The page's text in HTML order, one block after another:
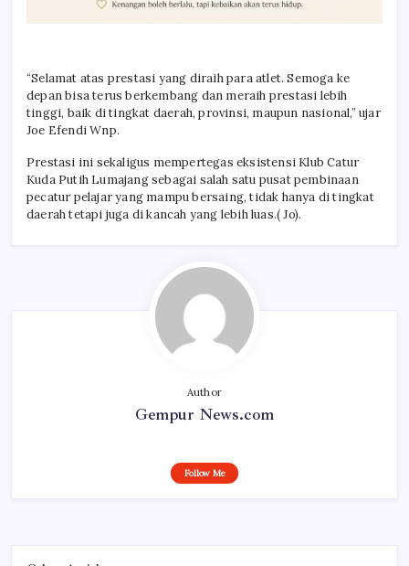
“Selamat atas prestasi yang diraih para atlet. Semoga ke
depan bisa terus berkembang dan meraih prestasi lebih
tinggi, baik di tingkat daerah, provinsi, maupun nasional,” ujar
Joe Efendi Wnp.
Prestasi ini sekaligus mempertegas eksistensi Klub Catur
Kuda Putih Lumajang sebagai salah satu pusat pembinaan
pecatur pelajar yang mampu bersaing, tidak hanya di tingkat
daerah tetapi juga di kancah yang lebih luas.( Jo).
Author
Gempur News.com
Follow Me